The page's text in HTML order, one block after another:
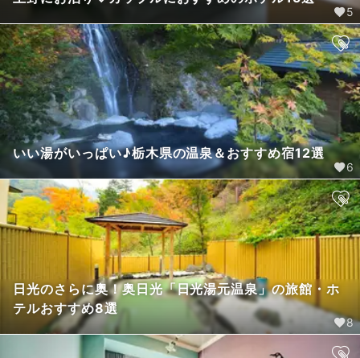
5
いい湯がいっぱい♪栃木県の温泉＆おすすめ宿12選
6
日光のさらに奥！奥日光「日光湯元温泉」の旅館・ホ
テルおすすめ8選
8